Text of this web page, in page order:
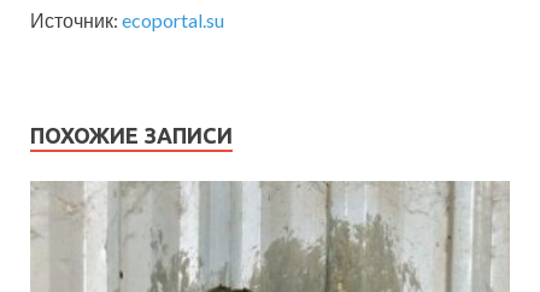
Источник: ecoportal.su
ПОХОЖИЕ ЗАПИСИ